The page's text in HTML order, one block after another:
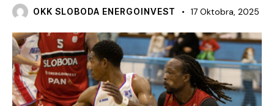
OKK SLOBODA ENERGOINVEST 17 Oktobra, 2025